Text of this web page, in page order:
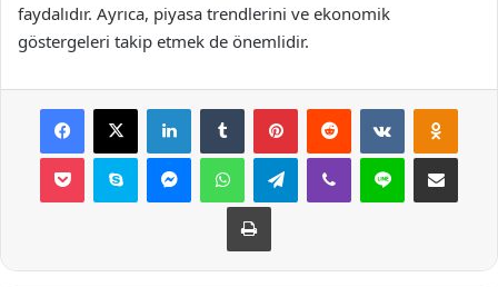
faydalıdır. Ayrıca, piyasa trendlerini ve ekonomik
göstergeleri takip etmek de önemlidir.
Facebook
X LinkedInTumblr PinterestReddit VKontakte
Pocket Skype MessengerWhatsAppTelegramViber Line E-Posta ile
Yazdır